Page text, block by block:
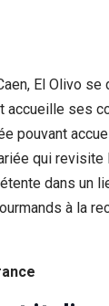
El Olivo
ses
pouvant
qui
dans un
à la